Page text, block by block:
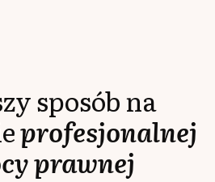
sposób na
profesjonalnej
prawnej